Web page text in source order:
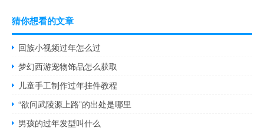
猜你想看的文章
回族小视频过年怎么过
梦幻西游宠物饰品怎么获取
儿童手工制作过年挂件教程
“欲问武陵源上路”的出处是哪里
男孩的过年发型叫什么